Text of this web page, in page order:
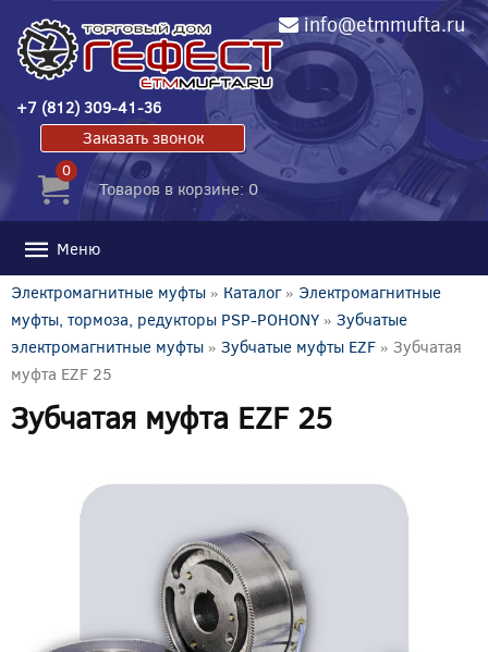
info@etmmufta.ru
+7 (812) 309-41-36
Заказать звонок
0
Товаров в корзине: 0
Меню
Электромагнитные муфты » Каталог» Электромагнитные
муфты, тормоза, редукторы PSP-POHONY » Зубчатые
электромагнитные муфты » Зубчатые муфты EZF » Зубчатая
муфта EZF 25
Зубчатая муфта EZF 25